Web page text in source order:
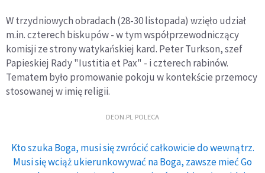
W trzydniowych obradach (28-30 listopada) wzięło udział
m.in. czterech biskupów - w tym współprzewodniczący
komisji ze strony watykańskiej kard. Peter Turkson, szef
Papieskiej Rady "Iustitia et Pax" - i czterech rabinów.
Tematem było promowanie pokoju w kontekście przemocy
stosowanej w imię religii.
DEON.PL POLECA
Kto szuka Boga, musi się zwrócić całkowicie do wewnątrz.
Musi się wciąż ukierunkowywać na Boga, zawsze mieć Go